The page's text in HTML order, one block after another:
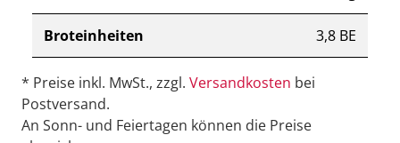
Broteinheiten 3,8 BE
* Preise inkl. MwSt., zzgl. Versandkosten bei
Postversand.
An Sonn- und Feiertagen können die Preise